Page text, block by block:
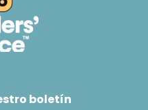
boletín